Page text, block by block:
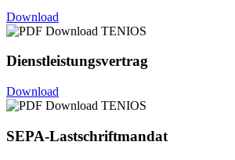
Download
Dienstleistungsvertrag
Download
SEPA-Lastschriftmandat